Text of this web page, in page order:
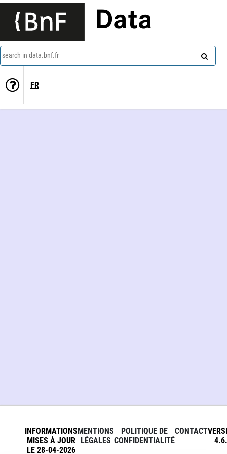
Data
search in data.bnf.fr
FR
INFORMATIONS
MISES À JOUR
LE 28-04-2026
MENTIONS
LÉGALES
POLITIQUE DE
CONFIDENTIALITÉ
CONTACT